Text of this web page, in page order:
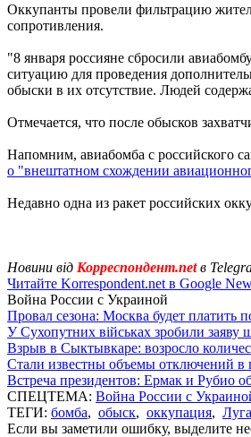
Оккупанты провели фильтрацию
сопротивления.
"8 января россияне сбросили
ситуацию для проведения
обыски в их отсутствие. Людей
Отмечается, что после обысков
Напомним, авиабомба с российского
о "внештатном схождении
Недавно одна из ракет российских
Новини від Корреспондент.netв
Читайте Korrespondent.net в Google
Война России с Украиной
Провал сезона: Москва будет платить
У Сухопутних військах зробили заяву
Взрыв в Сыктывкаре: возросло
Стали известны объемы отключений в
Встреча президентов: Ермак и Рубио
СПЕЦТЕМА: Война России с
ТЕГИ: бомба, обыск, оккупация,
Если вы заметили ошибку, выделите